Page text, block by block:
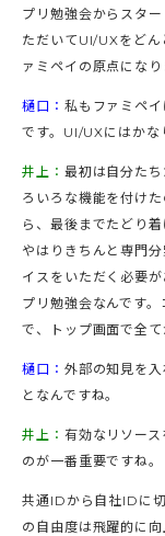
プリ勉強会からスタ
ただいてUI/UXをどん
ァミペイの原点になり
樋口： 私もファミペ
です。UI/UXにはかな
井上： 最初は自分た
ろいろな機能を付け
ら、最後までたどり
やはりきちんと専門
イスをいただく必要
プリ勉強会なんです
で、トップ画面で全
樋口： 外部の知見を
となんですね。
井上： 有効なリソー
のが一番重要ですね。
共通IDから自社IDに
の自由度は飛躍的に